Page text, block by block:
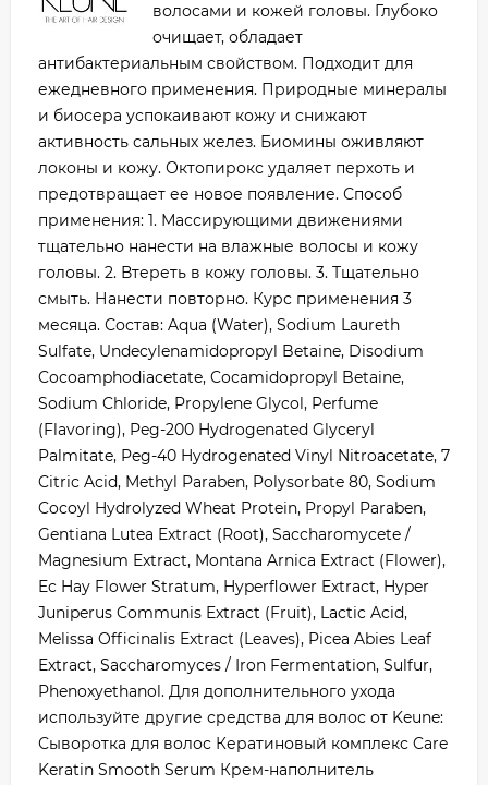
волосами и кожей головы. Глубоко
очищает, обладает
антибактериальным свойством. Подходит для
ежедневного применения. Природные минералы
и биосера успокаивают кожу и снижают
активность сальных желез. Биомины оживляют
локоны и кожу. Октопирокс удаляет перхоть и
предотвращает ее новое появление. Способ
применения: 1. Массирующими движениями
тщательно нанести на влажные волосы и кожу
головы. 2. Втереть в кожу головы. 3. Тщательно
смыть. Нанести повторно. Курс применения 3
месяца. Состав: Aqua (Water), Sodium Laureth
Sulfate, Undecylenamidopropyl Betaine, Disodium
Cocoamphodiacetate, Cocamidopropyl Betaine,
Sodium Chloride, Propylene Glycol, Perfume
(Flavoring), Peg-200 Hydrogenated Glyceryl
Palmitate, Peg-40 Hydrogenated Vinyl Nitroacetate, 7
Citric Acid, Methyl Paraben, Polysorbate 80, Sodium
Cocoyl Hydrolyzed Wheat Protein, Propyl Paraben,
Gentiana Lutea Extract (Root), Saccharomycete /
Magnesium Extract, Montana Arnica Extract (Flower),
Ec Hay Flower Stratum, Hyperflower Extract, Hyper
Juniperus Communis Extract (Fruit), Lactic Acid,
Melissa Officinalis Extract (Leaves), Picea Abies Leaf
Extract, Saccharomyces / Iron Fermentation, Sulfur,
Phenoxyethanol. Для дополнительного ухода
используйте другие средства для волос от Keune:
Сыворотка для волос Кератиновый комплекс Care
Keratin Smooth Serum Крем-наполнитель